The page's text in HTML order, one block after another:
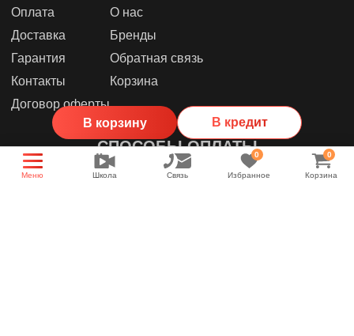
В корзину В кредит
Оплата
Доставка
Гарантия
Контакты
Договор оферты
О нас
Бренды
Обратная связь
Корзина
СПОСОБЫ ОПЛАТЫ
Меню Школа Связь
0
Избранное
0
Корзина